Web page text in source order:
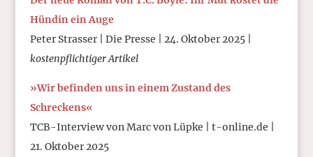
Hündin ein Auge
Peter Strasser | Die Presse | 24. Oktober 2025 |
kostenpflichtiger Artikel
»Wir befinden uns in einem Zustand des
Schreckens«
TCB-Interview von Marc von Lüpke | t-online.de |
21. Oktober 2025